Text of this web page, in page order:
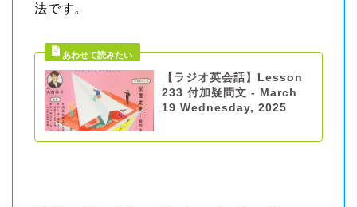
法です。
【ラジオ英会話】Lesson
233 付加疑問文 - March
19 Wednesday, 2025